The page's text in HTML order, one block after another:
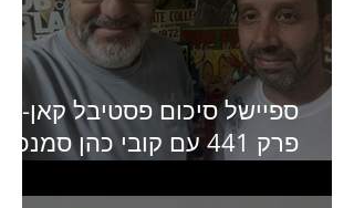
ספיישל סיכום פסטיבל קאן-
פרק 441 עם קובי כהן